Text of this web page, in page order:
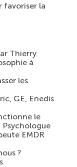
favoriser la
Thierry
à
les
GE, Enedis
le
Psychologue
EMDR
?